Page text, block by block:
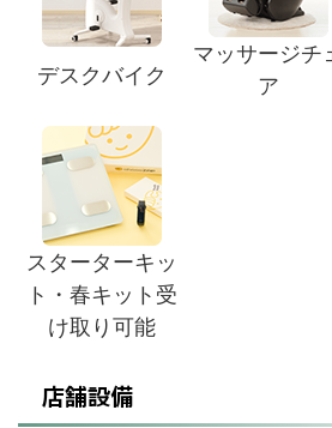
デスクバイク
マッサージチ
ア
スターターキッ
ト・春キット受
け取り可能
店舗設備